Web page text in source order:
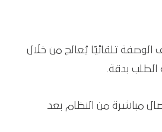
تلقائيًا يُعالج من خلال
مباشرة من النظام بعد